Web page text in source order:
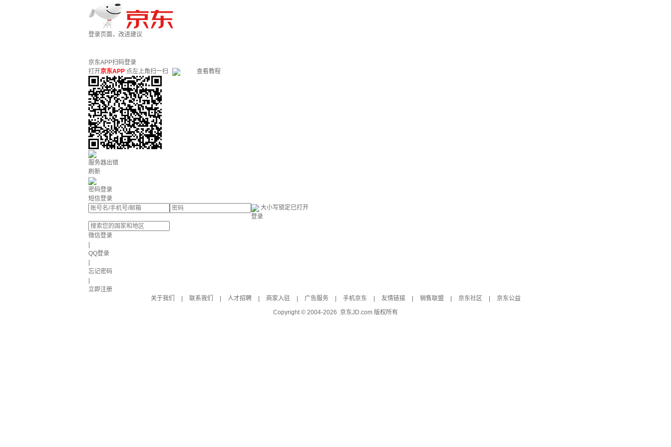
登录页面，改进建议
京东APP扫码登录
打开京东APP 点左上角扫一扫 查看教程
服务器出错
刷新
密码登录
短信登录
大小写锁定已打开
登录
微信登录
QQ登录
忘记密码
立即注册
关于我们
联系我们 人才招聘 商家入驻 广告服务 手机京东 友情链接 销售联盟 京东社区
京东公益
Copyright © 2004-2026 京东JD.com 版权所有